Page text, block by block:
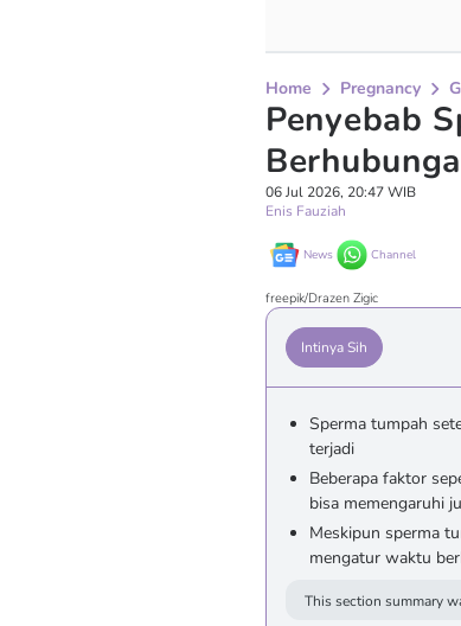
Home Pregnancy
Penyebab
06 Jul 2026, 20:47 WIB
Enis Fauziah
News Channel
freepik/Drazen Zigic
Intinya Sih
Sperma tumpah
terjadi
Beberapa faktor
bisa memengaruhi
Meskipun sperma
mengatur waktu
This section summary